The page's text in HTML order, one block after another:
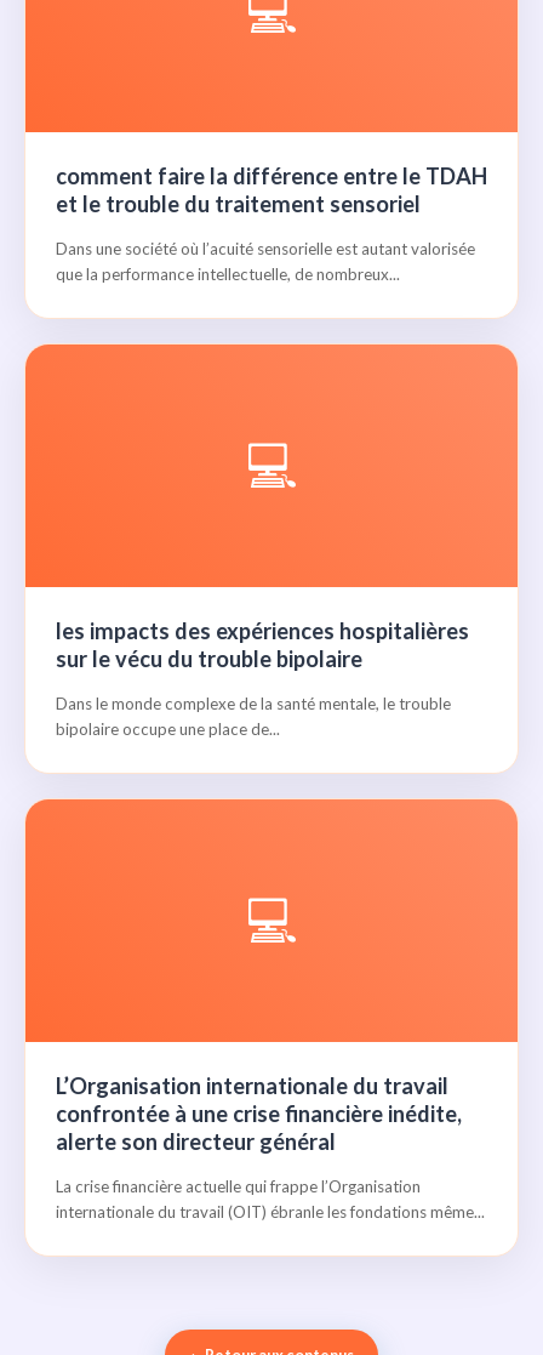
comment faire la différence entre le TDAH
et le trouble du traitement sensoriel
Dans une société où l’acuité sensorielle est autant valorisée
que la performance intellectuelle, de nombreux...
💻
les impacts des expériences hospitalières
sur le vécu du trouble bipolaire
Dans le monde complexe de la santé mentale, le trouble
bipolaire occupe une place de...
💻
L’Organisation internationale du travail
confrontée à une crise financière inédite,
alerte son directeur général
La crise financière actuelle qui frappe l’Organisation
internationale du travail (OIT) ébranle les fondations même...